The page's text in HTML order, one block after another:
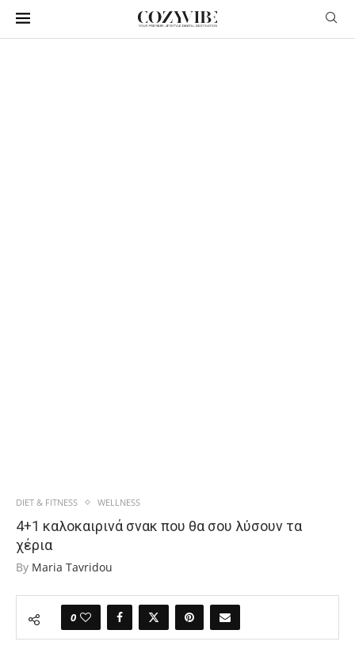
DIET & FITNESS WELLNESS
4+1 καλοκαιρινά σνακ που θα σου λύσουν τα
χέρια
By Maria Tavridou
0